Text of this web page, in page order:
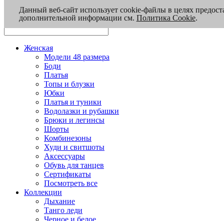
Женская
Модели 48 размера
Боди
Платья
Топы и блузки
Юбки
Платья и туники
Водолазки и рубашки
Брюки и легинсы
Шорты
Комбинезоны
Худи и свитшоты
Аксессуары
Обувь для танцев
Сертификаты
Посмотреть все
Коллекции
Дыхание
Танго леди
Черное и белое
Данный веб-сайт использует cookie-файлы в целях
дополнительной информации см. Политика Cookie.